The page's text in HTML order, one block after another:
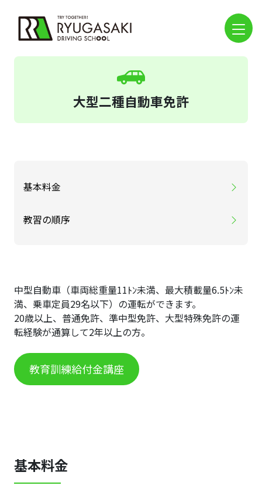
大型二種自動車免許
基本料金
教習の順序
中型自動車（車両総重量11ﾄﾝ未満、最大積載量6.5ﾄﾝ未
満、乗車定員29名以下）の運転ができます。
20歳以上、普通免許、準中型免許、大型特殊免許の運
転経験が通算して2年以上の方。
教育訓練給付金講座
基本料金